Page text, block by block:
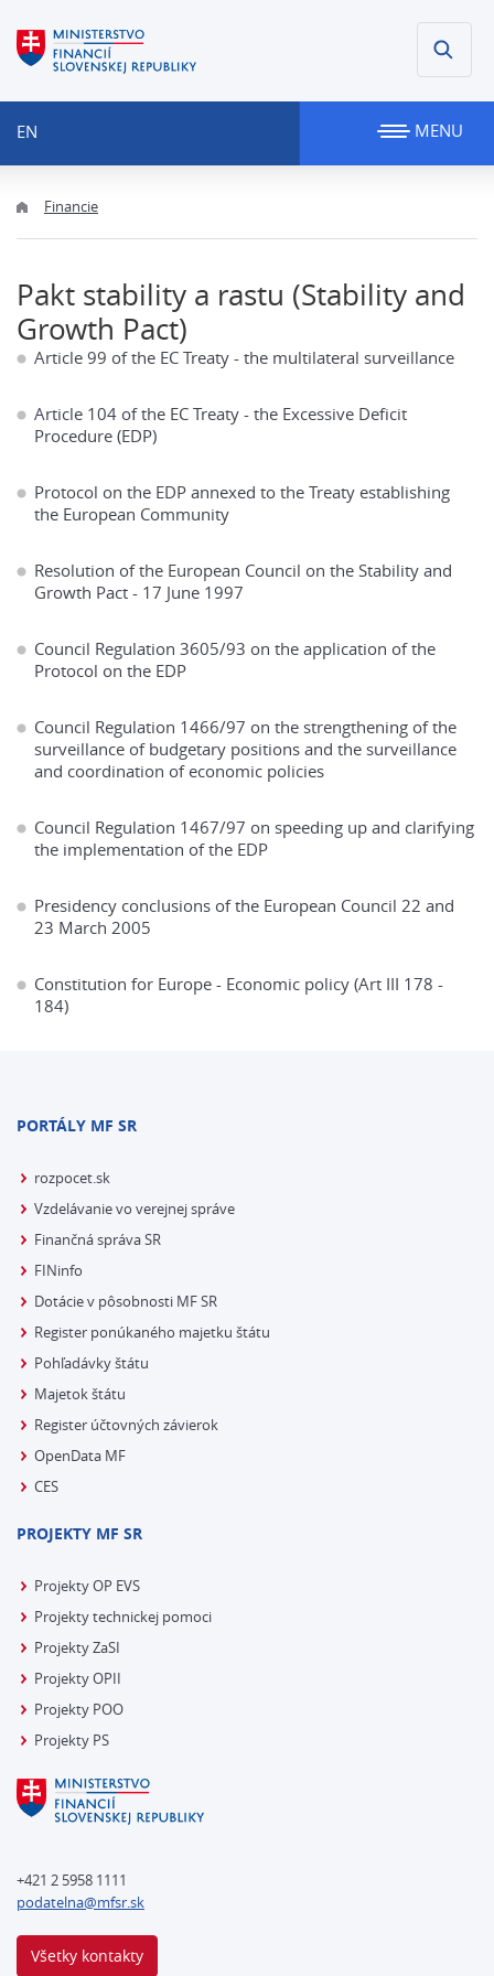
EN MENU
Financie
Pakt stability a rastu (Stability and
Growth Pact)
Article 99 of the EC Treaty - the multilateral surveillance
Article 104 of the EC Treaty - the Excessive Deficit
Procedure (EDP)
Protocol on the EDP annexed to the Treaty establishing
the European Community
Resolution of the European Council on the Stability and
Growth Pact - 17 June 1997
Council Regulation 3605/93 on the application of the
Protocol on the EDP
Council Regulation 1466/97 on the strengthening of the
surveillance of budgetary positions and the surveillance
and coordination of economic policies
Council Regulation 1467/97 on speeding up and clarifying
the implementation of the EDP
Presidency conclusions of the European Council 22 and
23 March 2005
Constitution for Europe - Economic policy (Art III 178 -
184)
PORTÁLY MF SR
rozpocet.sk
Vzdelávanie vo verejnej správe
Finančná správa SR
FINinfo
Dotácie v pôsobnosti MF SR
Register ponúkaného majetku štátu
Pohľadávky štátu
Majetok štátu
Register účtovných závierok
OpenData MF
CES
PROJEKTY MF SR
Projekty OP EVS
Projekty technickej pomoci
Projekty ZaSI
Projekty OPII
Projekty POO
Projekty PS
+421 2 5958 1111
podatelna@mfsr.sk
Všetky kontakty